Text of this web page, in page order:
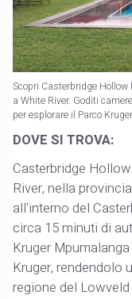
Scopri Casterbridge
a White River. Goditi
per esplorare il Parco
DOVE SI TROVA:
Casterbridge
River, nella
all'interno del
circa 15 minuti di
Kruger
Kruger, rendendolo
regione del